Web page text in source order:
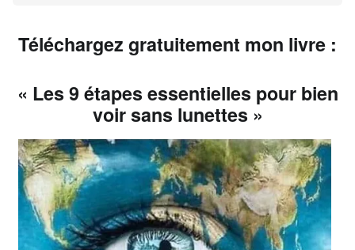
Téléchargez gratuitement mon livre :
« Les 9 étapes essentielles pour bien
voir sans lunettes »